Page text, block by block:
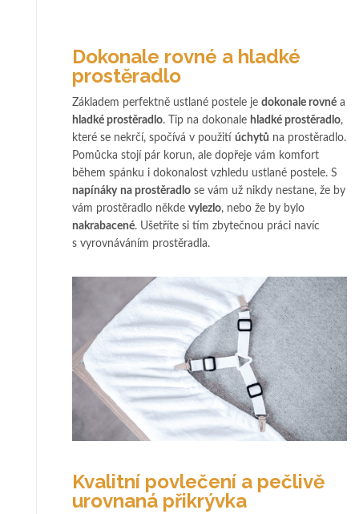
Dokonale rovné a hladké
prostěradlo
Základem perfektně ustlané postele je dokonale rovné a
hladké prostěradlo. Tip na dokonale hladké prostěradlo,
které se nekrčí, spočívá v použití úchytů na prostěradlo.
Pomůcka stojí pár korun, ale dopřeje vám komfort
během spánku i dokonalost vzhledu ustlané postele. S
napínáky na prostěradlo se vám už nikdy nestane, že by
vám prostěradlo někde vylezlo, nebo že by bylo
nakrabacené. Ušetříte si tím zbytečnou práci navíc
s vyrovnáváním prostěradla.
Kvalitní povlečení a pečlivě
urovnaná přikrývka